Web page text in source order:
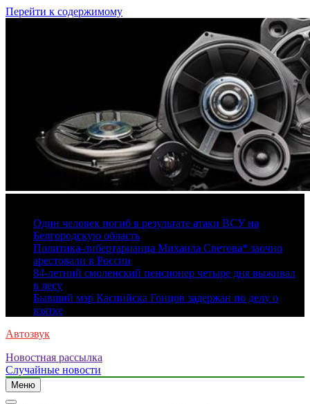
Перейти к содержимому
Один человек погиб в результате атаки ВСУ на
Белгородскую область
Политика-либертарианца Михаила Светова* заочно
арестовали в России
84-летний смоленский пенсионер четыре дня выживал
в лесу
Бывший мэр Каспийска Гонцов задержан по делу о
взятке
Автозвук
Новостная рассылка
Случайные новости
Меню